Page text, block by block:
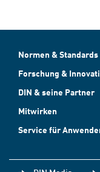
Normen & Standards
Forschung &
DIN & seine Partner
Mitwirken
Service für